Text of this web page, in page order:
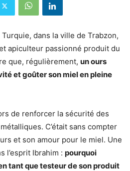
dans la ville de Trabzon,
apiculteur passionné produit du
que, régulièrement, un ours
et goûter son miel en pleine
de renforcer la sécurité des
C’était sans compter
et son amour pour le miel. Une
l’esprit Ibrahim : pourquoi
tant que testeur de son produit